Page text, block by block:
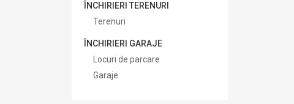
ÎNCHIRIERI TERENURI
Terenuri
ÎNCHIRIERI GARAJE
Locuri de parcare
Garaje